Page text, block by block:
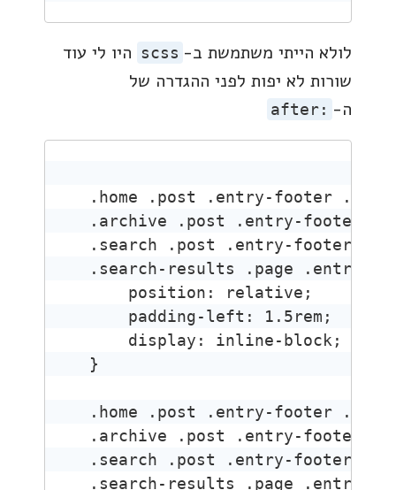
לולא הייתי משתמשת ב- scss היו לי עוד
שורות לא יפות לפני ההגדרה של
ה- after:
.home .post .entry-footer
.archive .post .entry-footer
.search .post .entry-footer
.search-results .page .entry-
position: relative;
padding-left: 1.5rem;
display: inline-block;
}
.home .post .entry-footer
.archive .post .entry-footer
.search .post .entry-footer
.search-results .page .entry-